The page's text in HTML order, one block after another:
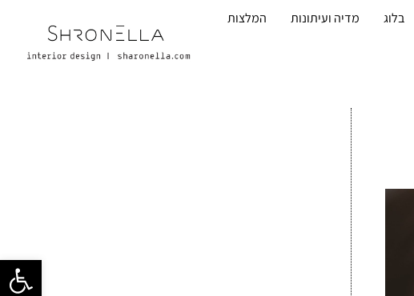
פתח
בלוג מדיה ועיתונות המלצות